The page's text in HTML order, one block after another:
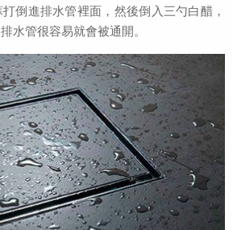
倒進排水管裡面，然後倒入三勺白醋，
水管很容易就會被通開。